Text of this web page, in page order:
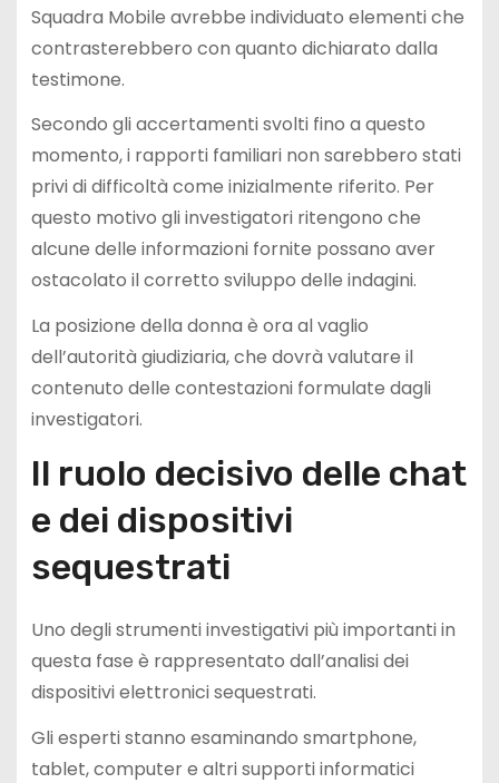
Squadra Mobile avrebbe individuato elementi che
contrasterebbero con quanto dichiarato dalla
testimone.
Secondo gli accertamenti svolti fino a questo
momento, i rapporti familiari non sarebbero stati
privi di difficoltà come inizialmente riferito. Per
questo motivo gli investigatori ritengono che
alcune delle informazioni fornite possano aver
ostacolato il corretto sviluppo delle indagini.
La posizione della donna è ora al vaglio
dell’autorità giudiziaria, che dovrà valutare il
contenuto delle contestazioni formulate dagli
investigatori.
Il ruolo decisivo delle chat
e dei dispositivi
sequestrati
Uno degli strumenti investigativi più importanti in
questa fase è rappresentato dall’analisi dei
dispositivi elettronici sequestrati.
Gli esperti stanno esaminando smartphone,
tablet, computer e altri supporti informatici